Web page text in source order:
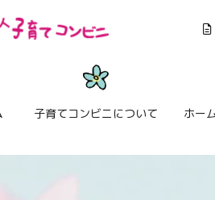
子育てコンビニについて ホー